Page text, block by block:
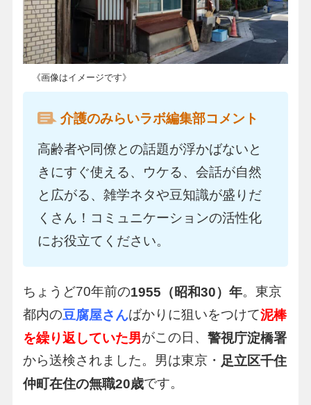
《画像はイメージです》
介護のみらいラボ編集部コメント
高齢者や同僚との話題が浮かばないと
きにすぐ使える、ウケる、会話が自然
と広がる、雑学ネタや豆知識が盛りだ
くさん！コミュニケーションの活性化
にお役立てください。
ちょうど70年前の1955（昭和30）年。東京
都内の豆腐屋さんばかりに狙いをつけて泥棒
を繰り返していた男がこの日、 警視庁淀橋署
から送検されました。男は東京・ 足立区千住
仲町在住の無職20歳です。